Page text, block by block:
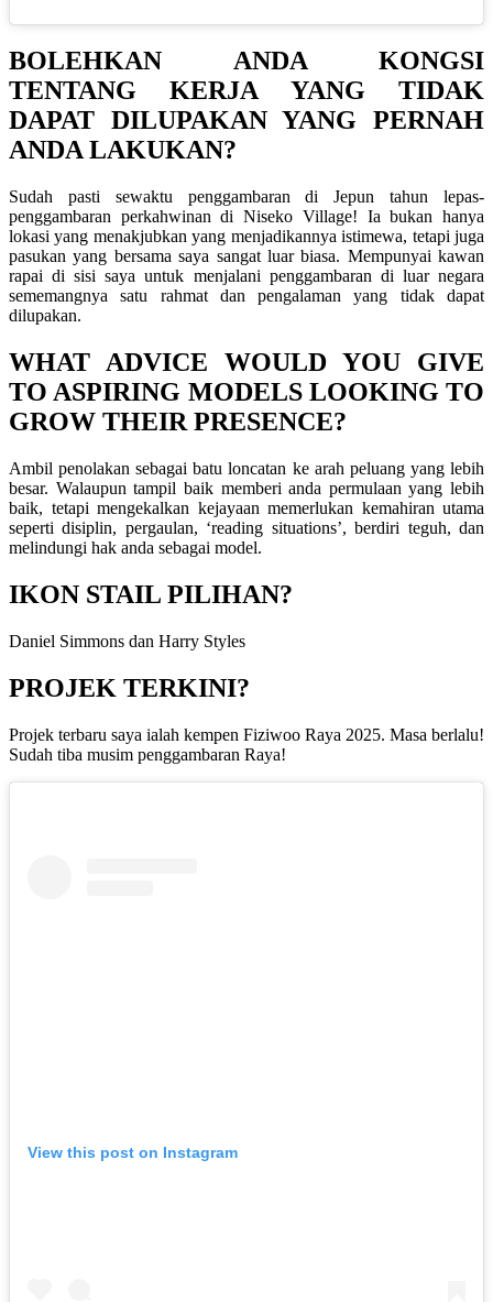
BOLEHKAN ANDA KONGSI
TENTANG KERJA YANG TIDAK
DAPAT DILUPAKAN YANG PERNAH
ANDA LAKUKAN?
Sudah pasti sewaktu penggambaran di Jepun tahun lepas-
penggambaran perkahwinan di Niseko Village! Ia bukan hanya
lokasi yang menakjubkan yang menjadikannya istimewa, tetapi juga
pasukan yang bersama saya sangat luar biasa. Mempunyai kawan
rapai di sisi saya untuk menjalani penggambaran di luar negara
sememangnya satu rahmat dan pengalaman yang tidak dapat
dilupakan.
WHAT ADVICE WOULD YOU GIVE
TO ASPIRING MODELS LOOKING TO
GROW THEIR PRESENCE?
Ambil penolakan sebagai batu loncatan ke arah peluang yang lebih
besar. Walaupun tampil baik memberi anda permulaan yang lebih
baik, tetapi mengekalkan kejayaan memerlukan kemahiran utama
seperti disiplin, pergaulan, ‘reading situations’, berdiri teguh, dan
melindungi hak anda sebagai model.
IKON STAIL PILIHAN?
Daniel Simmons dan Harry Styles
PROJEK TERKINI?
Projek terbaru saya ialah kempen Fiziwoo Raya 2025. Masa berlalu!
Sudah tiba musim penggambaran Raya!
View this post on Instagram